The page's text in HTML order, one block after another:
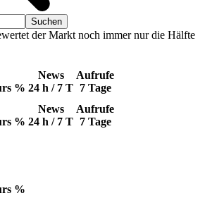
der Markt noch immer nur die Hälfte
%
News
24 h / 7 T
Aufrufe
7 Tage
%
News
24 h / 7 T
Aufrufe
7 Tage
%